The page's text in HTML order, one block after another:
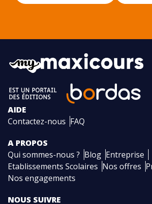
AIDE
Contactez-nous FAQ
A PROPOS
Qui sommes-nous ? Blog Entreprise
Etablissements Scolaires Nos offres
Nos engagements
NOUS SUIVRE